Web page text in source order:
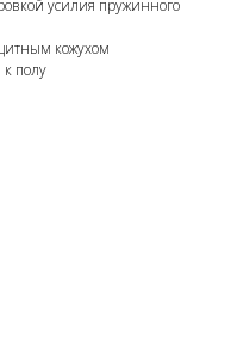
усилия пружинного
кожухом
к полу